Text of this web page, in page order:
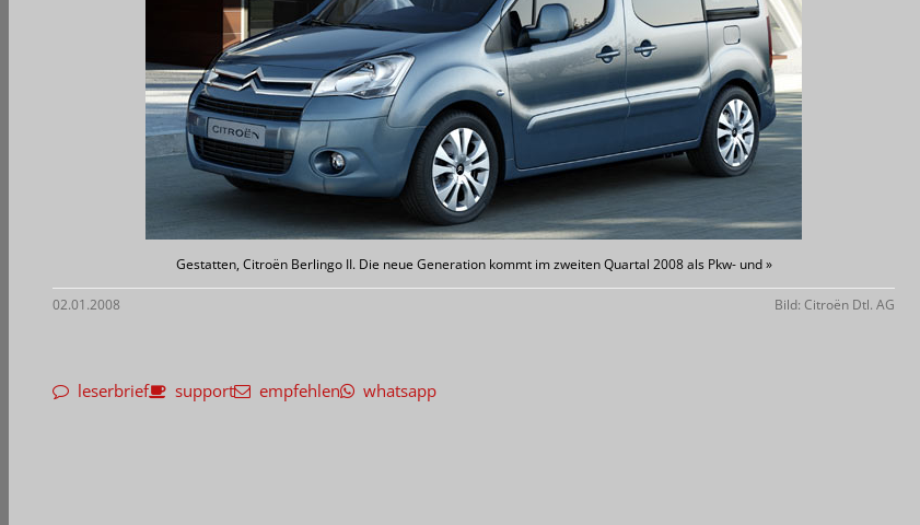
Gestatten, Citroën Berlingo II. Die neue Generation kommt im zweiten Quartal 2008 als Pkw- und »
02.01.2008 Bild: Citroën Dtl. AG
leserbrief support empfehlen whatsapp